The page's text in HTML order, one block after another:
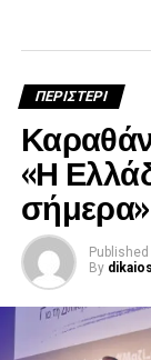
ΠΕΡΙΣΤΕΡΙ
«Η
σήμερα»
Published
By